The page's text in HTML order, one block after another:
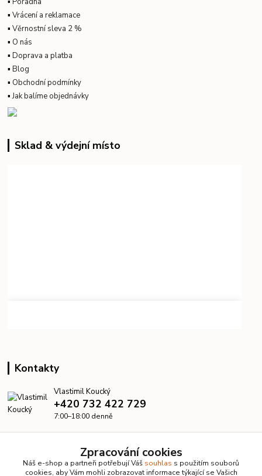
▪Vrácení a reklamace
▪Věrnostní sleva 2 %
▪ O nás
▪Doprava a platba
▪Blog
▪ Obchodní podmínky
▪Jak balíme objednávky
Sklad & výdejní místo
Kontakty
Vlastimil Koucký
+420 732 422 729
7:00–18:00 denně
Zpracování cookies
Náš e-shop a partneři potřebují Váš souhlas s použitím souborů
cookies, aby Vám mohli zobrazovat informace týkající se Vašich